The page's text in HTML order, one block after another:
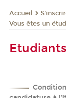
Accueil
Vous êtes un